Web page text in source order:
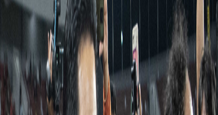
Lensa
Iqtishodia
Sastra
Literasi Umat